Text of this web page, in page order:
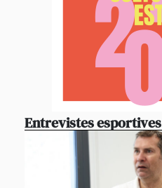
Entrevistes esportives